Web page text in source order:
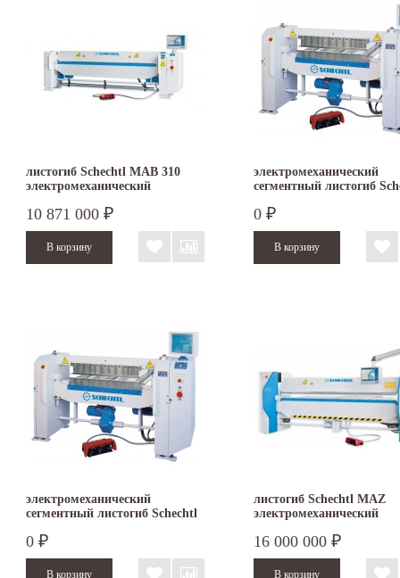
листогиб Schechtl MAB 310
электромеханический
10 871 000 ₽
электромеханический
сегментный листогиб
0 ₽
электромеханический
сегментный листогиб Schechtl
0 ₽
листогиб Schechtl MAZ
электромеханический
16 000 000 ₽